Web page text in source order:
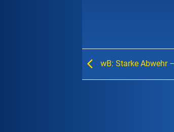
wB: Starke Abwehr